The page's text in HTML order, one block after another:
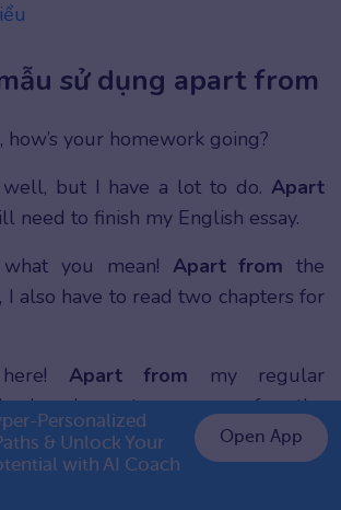
sử dụng apart from
how’s your homework going?
well, but I have a lot to do. Apart
need to finish my English essay.
you mean! Apart from the
I also have to read two chapters for
Apart from my regular
I also have to prepare for the
like we have so much to do!
1 năm chỉ 799K
Personalized
& Unlock Your
with AI Coach
Open App